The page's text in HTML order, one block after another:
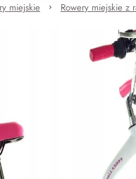
miejskie Rowery miejskie z